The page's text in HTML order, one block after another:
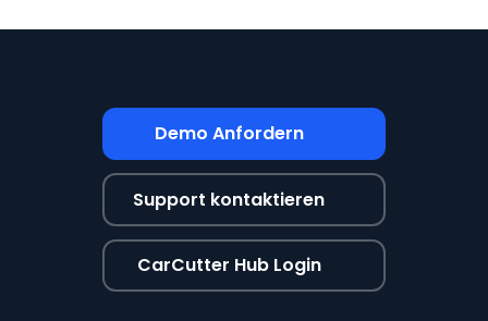
Demo Anfordern
Support kontaktieren
CarCutter Hub Login